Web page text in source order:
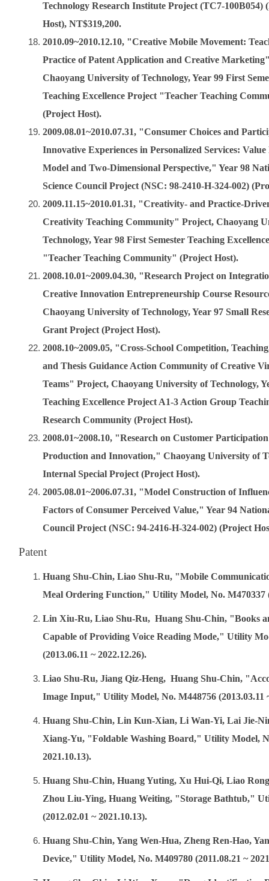
Technology Research Institute Project (TC7-100B054)
Host), NT$319,200.
2010.09~2010.12.10, "Creative Mobile Movement:
Practice of Patent Application and Creative
Chaoyang University of Technology, Year 99 First
Teaching Excellence Project "Teacher Teaching
(Project Host).
2009.08.01~2010.07.31, "Consumer Choices and
Innovative Experiences in Personalized Services:
Model and Two-Dimensional Perspective," Year 98
Science Council Project (NSC: 98-2410-H-324-002)
2009.11.15~2010.01.31, "Creativity- and Practice-
Creativity Teaching Community" Project, Chaoyang
Technology, Year 98 First Semester Teaching
"Teacher Teaching Community" (Project Host).
2008.10.01~2009.04.30, "Research Project on
Creative Innovation Entrepreneurship Course
Chaoyang University of Technology, Year 97 Small
Grant Project (Project Host).
2008.10~2009.05, "Cross-School Competition,
and Thesis Guidance Action Community of Creative
Teams" Project, Chaoyang University of Technology,
Teaching Excellence Project A1-3 Action Group
Research Community (Project Host).
2008.01~2008.10, "Research on Customer
Production and Innovation," Chaoyang University of
Internal Special Project (Project Host).
2005.08.01~2006.07.31, "Model Construction of
Factors of Consumer Perceived Value," Year 94
Council Project (NSC: 94-2416-H-324-002) (Project
Patent
Huang Shu-Chin, Liao Shu-Ru, "Mobile
Meal Ordering Function," Utility Model, No. M470337
Lin Xiu-Ru, Liao Shu-Ru, Huang Shu-Chin, "Books
Capable of Providing Voice Reading Mode," Utility
(2013.06.11 ~ 2022.12.26).
Liao Shu-Ru, Jiang Qiz-Heng, Huang Shu-Chin,
Image Input," Utility Model, No. M448756 (2013.03.11
Huang Shu-Chin, Lin Kun-Xian, Li Wan-Yi, Lai Jie-
Xiang-Yu, "Foldable Washing Board," Utility Model,
2021.10.13).
Huang Shu-Chin, Huang Yuting, Xu Hui-Qi, Liao
Zhou Liu-Ying, Huang Weiting, "Storage Bathtub,"
(2012.02.01 ~ 2021.10.13).
Huang Shu-Chin, Yang Wen-Hua, Zheng Ren-Hao,
Device," Utility Model, No. M409780 (2011.08.21 ~